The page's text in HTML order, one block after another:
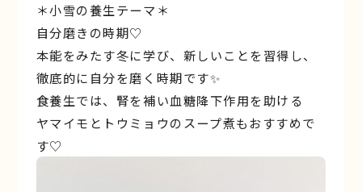
＊小雪の養生テーマ＊
自分磨きの時期♡
本能をみたす冬に学び、新しいことを習得し、
徹底的に自分を磨く時期です✨
食養生では、腎を補い血糖降下作用を助ける
ヤマイモとトウミョウのスープ煮もおすすめで
す♡